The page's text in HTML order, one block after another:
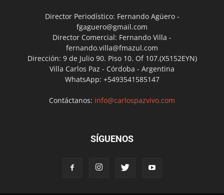
Director Periodístico: Fernando Agüero -
fgaguero@gmail.com
Director Comercial: Fernando Villa -
fernando.villa@fmazul.com
Dirección: 9 de Julio 90. Piso 10. Of 107.(X5152EYN)
Villa Carlos Paz - Córdoba - Argentina
WhatsApp: +5493541585147
Contáctanos: info@carlospazvivo.com
SÍGUENOS